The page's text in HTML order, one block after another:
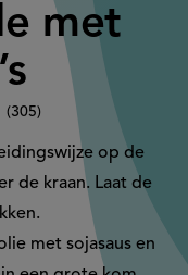
met
305
op de
de kraan. Laat de
met sojasaus en